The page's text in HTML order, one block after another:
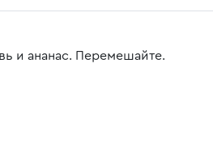
и ананас. Перемешайте.